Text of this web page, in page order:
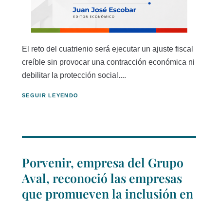
El reto del cuatrienio será ejecutar un ajuste fiscal
creíble sin provocar una contracción económica ni
debilitar la protección social....
SEGUIR LEYENDO
Porvenir, empresa del Grupo
Aval, reconoció las empresas
que promueven la inclusión en